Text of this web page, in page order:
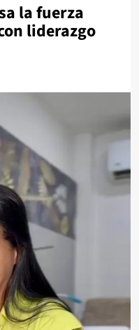
la fuerza
liderazgo